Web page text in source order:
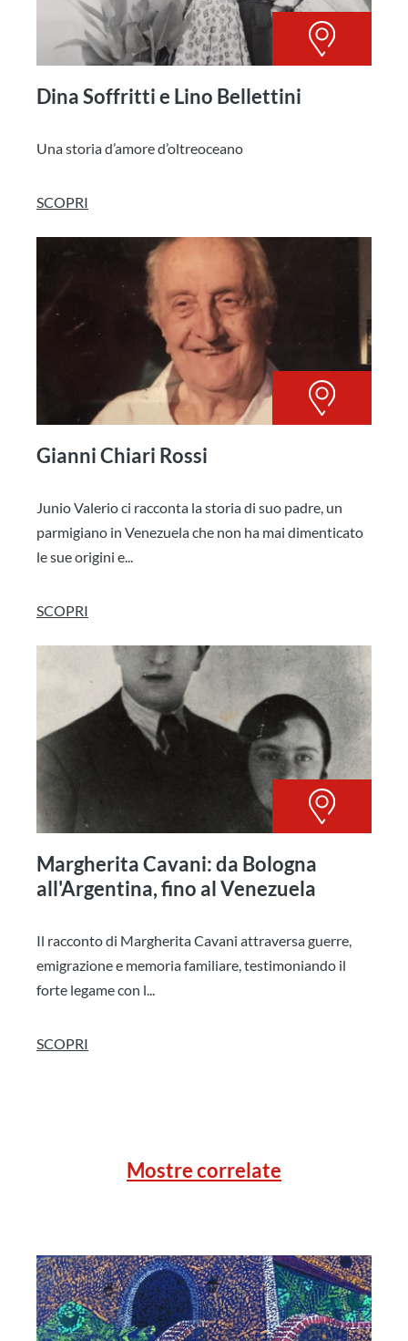
Dina Soffritti e Lino Bellettini
Una storia d’amore d’oltreoceano
SCOPRI
Gianni Chiari Rossi
Junio Valerio ci racconta la storia di suo padre, un
parmigiano in Venezuela che non ha mai dimenticato
le sue origini e...
SCOPRI
Margherita Cavani: da Bologna
all'Argentina, fino al Venezuela
Il racconto di Margherita Cavani attraversa guerre,
emigrazione e memoria familiare, testimoniando il
forte legame con l...
SCOPRI
Mostre correlate